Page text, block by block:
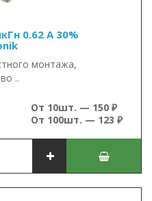
0.62 А 30%
монтажа,
..
От 10шт. — 150 ₽
От 100шт. — 123 ₽